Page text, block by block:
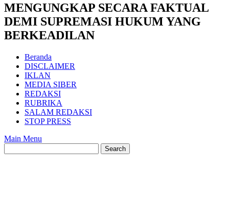
MENGUNGKAP SECARA FAKTUAL
DEMI SUPREMASI HUKUM YANG
BERKEADILAN
Beranda
DISCLAIMER
IKLAN
MEDIA SIBER
REDAKSI
RUBRIKA
SALAM REDAKSI
STOP PRESS
Main Menu